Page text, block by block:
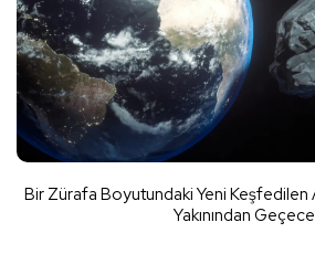
Bir Zürafa Boyutundaki Yeni
Yakınından